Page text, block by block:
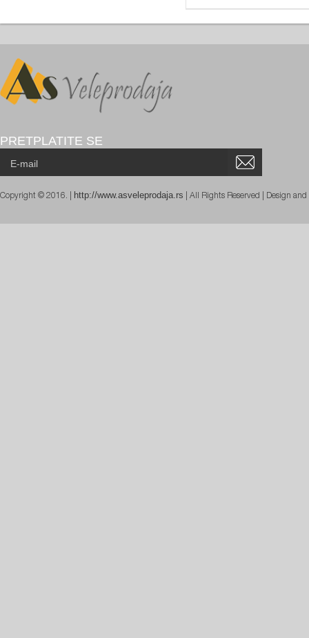
PRETPLATITE SE
Copyright © 2016. | http://www.asveleprodaja.rs | All Rights Reserved | Design